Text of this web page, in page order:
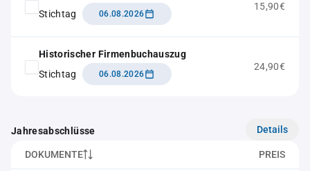
Stichtag
06.08.2026
15,90€
Historischer Firmenbuchauszug
Stichtag
06.08.2026
24,90€
Jahresabschlüsse Details
DOKUMENTE PREIS